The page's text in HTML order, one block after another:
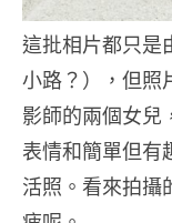
這批相片都只是
小路？），但照
影師的兩個女兒
表情和簡單但有
活照。看來拍攝